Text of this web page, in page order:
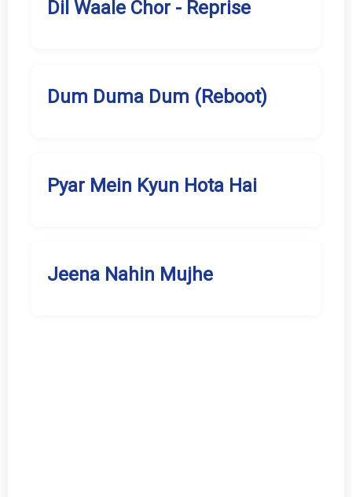
Dil Waale Chor - Reprise
Dum Duma Dum (Reboot)
Pyar Mein Kyun Hota Hai
Jeena Nahin Mujhe